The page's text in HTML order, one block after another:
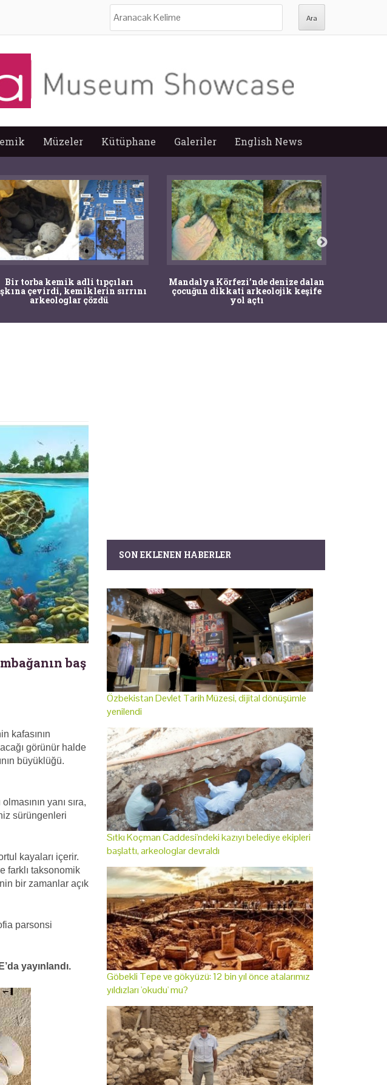
Müzeler Kütüphane Galeriler English News
Bir torba kemik adli tıpçıları
çevirdi, kemiklerin sırrını
arkeologlar çözdü
Mandalya Körfezi’nde denize dalan
çocuğun dikkati arkeolojik keşife
yol açtı
baş
kafasının
görünür halde
büyüklüğü.
yanı sıra,
sürüngenleri
kayaları içerir.
farklı taksonomik
bir zamanlar açık
parsonsi
yayınlandı.
SON EKLENEN HABERLER
Özbekistan Devlet Tarih Müzesi, dijital dönüşümle
yenilendi
Sıtkı Koçman Caddesi'ndeki kazıyı belediye ekipleri
başlattı, arkeologlar devraldı
Göbekli Tepe ve gökyüzü: 12 bin yıl önce atalarımız
yıldızları 'okudu' mu?